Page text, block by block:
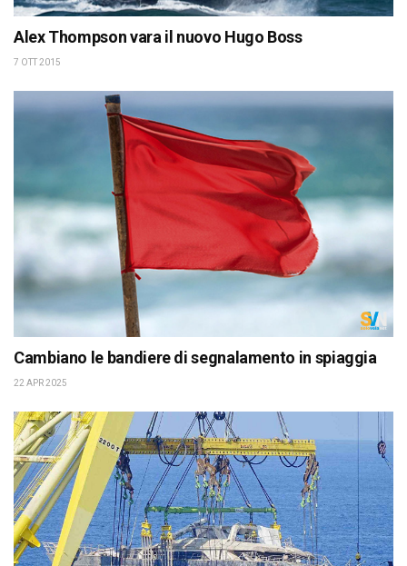
Alex Thompson vara il nuovo Hugo Boss
7 OTT 2015
Cambiano le bandiere di segnalamento in spiaggia
22 APR 2025